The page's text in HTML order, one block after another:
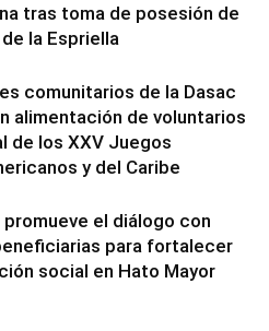
tras toma de posesión de
la Espriella
comunitarios de la Dasac
alimentación de voluntarios
de los XXV Juegos
y del Caribe
el diálogo con
para fortalecer
social en Hato Mayor